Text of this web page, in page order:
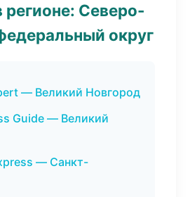
регионе: Северо-
округ
— Великий Новгород
Guide — Великий
— Санкт-